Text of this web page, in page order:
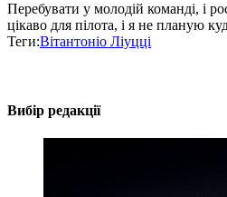
Перебувати у молодій команді, і
цікаво для пілота, і я не планую
Теги:Вітантоніо Ліуцці
Вибір редакції